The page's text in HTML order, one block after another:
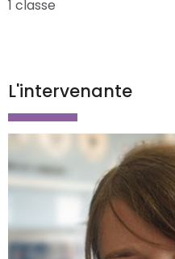
1 classe
L'intervenante